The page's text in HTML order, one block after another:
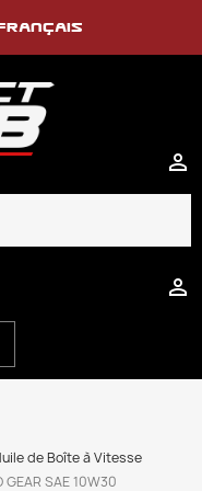


de Boîte à Vitesse
SAE 10W30